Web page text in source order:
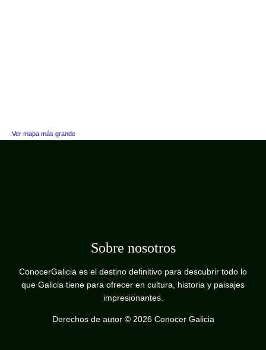
Ver mapa más grande
Sobre nosotros
ConocerGalicia es el destino definitivo para descubrir todo lo
que Galicia tiene para ofrecer en cultura, historia y paisajes
impresionantes.
Derechos de autor © 2026 Conocer Galicia